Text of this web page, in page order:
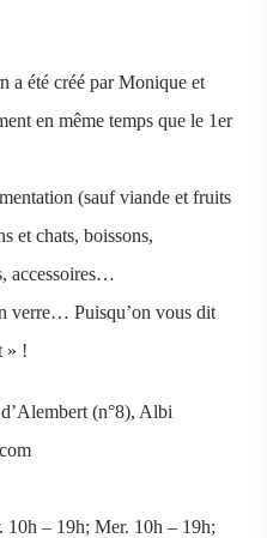
a été créé par Monique et
en même temps que le 1er
(sauf viande et fruits
et chats, boissons,
accessoires…
verre… Puisqu’on vous dit
» !
(n°8), Albi
– 19h; Mer. 10h – 19h;